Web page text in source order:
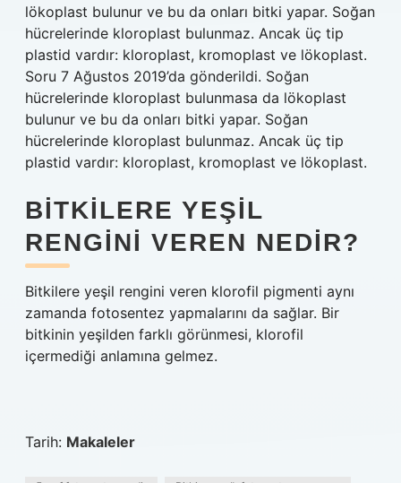
lökoplast bulunur ve bu da onları bitki yapar. Soğan
hücrelerinde kloroplast bulunmaz. Ancak üç tip
plastid vardır: kloroplast, kromoplast ve lökoplast.
Soru 7 Ağustos 2019’da gönderildi. Soğan
hücrelerinde kloroplast bulunmasa da lökoplast
bulunur ve bu da onları bitki yapar. Soğan
hücrelerinde kloroplast bulunmaz. Ancak üç tip
plastid vardır: kloroplast, kromoplast ve lökoplast.
BITKILERE YEŞIL
RENGINI VEREN NEDIR?
Bitkilere yeşil rengini veren klorofil pigmenti aynı
zamanda fotosentez yapmalarını da sağlar. Bir
bitkinin yeşilden farklı görünmesi, klorofil
içermediği anlamına gelmez.
Tarih: Makaleler